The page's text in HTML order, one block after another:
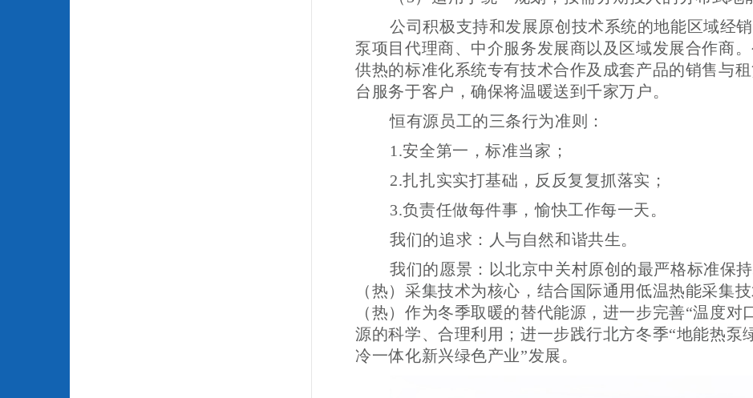
公司积极支持和发展原创技术系统的地能区域经
泵项目代理商、中介服务发展商以及区域发展合作商
供热的标准化系统专有技术合作及成套产品的销售与
台服务于客户，确保将温暖送到千家万户。
恒有源员工的三条行为准则：
1.安全第一，标准当家；
2.扎扎实实打基础，反反复复抓落实；
3.负责任做每件事，愉快工作每一天。
我们的追求：人与自然和谐共生。
我们的愿景：以北京中关村原创的最严格标准保
（热）采集技术为核心，结合国际通用低温热能采集
（热）作为冬季取暖的替代能源，进一步完善“温度对
源的科学、合理利用；进一步践行北方冬季“地能热泵
冷一体化新兴绿色产业”发展。